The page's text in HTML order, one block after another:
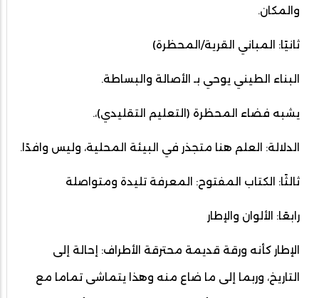
والمكان.
ثانيًا: المباني القرية/المحظرة)
البناء الطيني يوحي بـ الأصالة والبساطة.
يشبه فضاء المحظرة (التعليم التقليدي)،.
الدلالة: العلم هنا متجذر في البيئة المحلية، وليس وافدًا.
ثالثًا: الكتاب المفتوح: المعرفة تليدة ومتواصلة
رابعًا: الألوان والإطار
الإطار كأنه ورقة قديمة محترقة الأطراف: إحالة إلى
التاريخ، وربما إلى ما ضاع منه وهذا يتماشى تماما مع